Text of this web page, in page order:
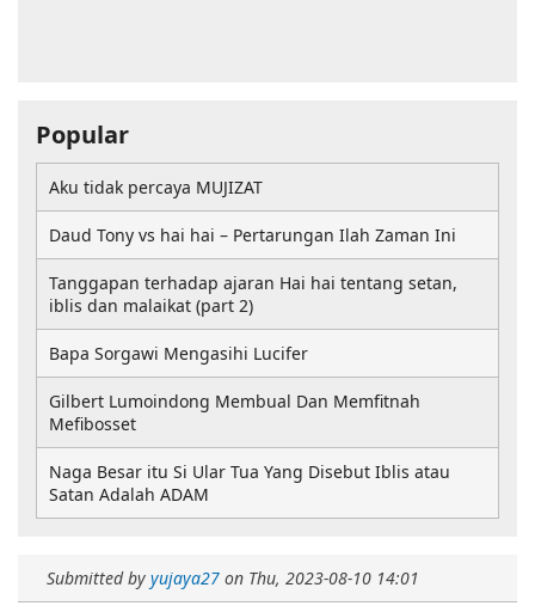
Submitted by yujaya27 on Thu, 2023-08-10 14:01
Popular
Aku tidak percaya MUJIZAT
Daud Tony vs hai hai – Pertarungan Ilah Zaman Ini
Tanggapan terhadap ajaran Hai hai tentang setan,
iblis dan malaikat (part 2)
Bapa Sorgawi Mengasihi Lucifer
Gilbert Lumoindong Membual Dan Memfitnah
Mefibosset
Naga Besar itu Si Ular Tua Yang Disebut Iblis atau
Satan Adalah ADAM